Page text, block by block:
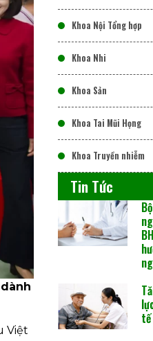
Việt
Khoa Nội Tổng hợp
Khoa Nhi
Khoa Sản
Khoa Tai Mũi Họng
Khoa Truyền nhiễm
Tin Tức